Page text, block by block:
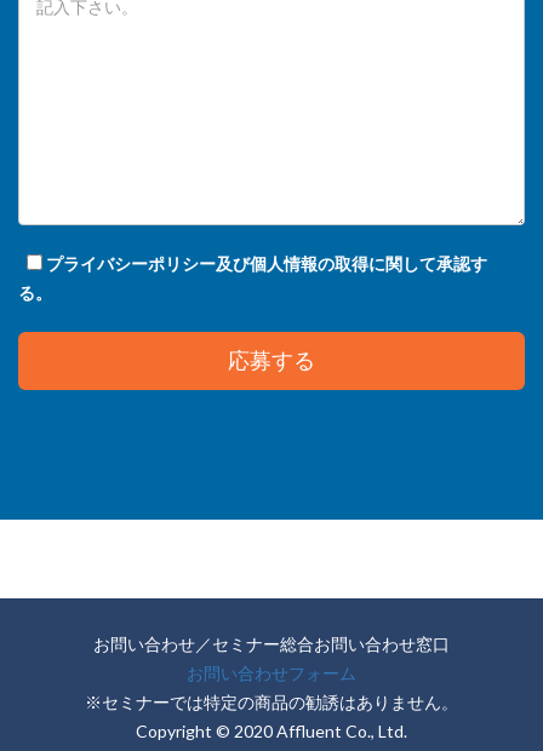
プライバシーポリシー及び個人情報の取得に関して承認す
る。
お問い合わせ／セミナー総合お問い合わせ窓口
お問い合わせフォーム
※セミナーでは特定の商品の勧誘はありません。
Copyright © 2020 Affluent Co., Ltd.